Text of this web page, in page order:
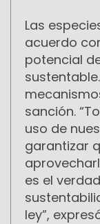
Las
acuerdo
potencial
sanción.
uso de
garantizar
es el
ley”,